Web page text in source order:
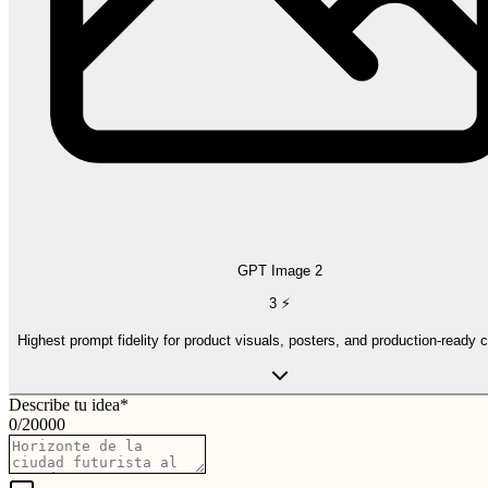
GPT Image 2
3 ⚡
Highest prompt fidelity for product visuals, posters, and production-ready
Describe tu idea*
0/20000